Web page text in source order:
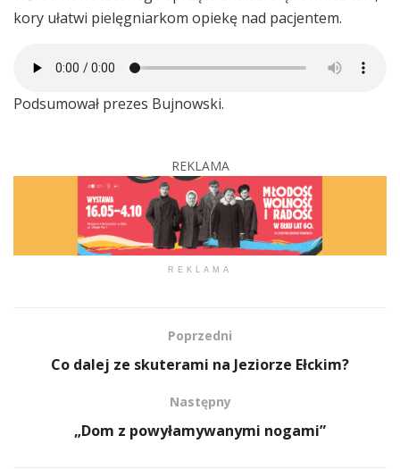
kory ułatwi pielęgniarkom opiekę nad pacjentem.
Podsumował prezes Bujnowski.
REKLAMA
REKLAMA
Poprzedni
Co dalej ze skuterami na Jeziorze Ełckim?
Następny
„Dom z powyłamywanymi nogami”